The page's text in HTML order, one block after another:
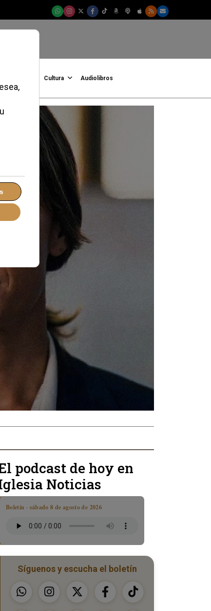
Cultura Audiolibros
podcast de hoy en
Noticias
Boletín · sábado 8 de agosto de 2026
Síguenos y escucha el boletín